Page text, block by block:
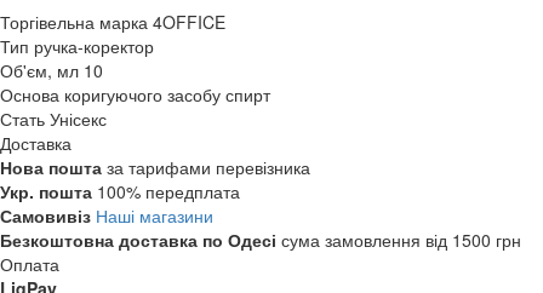
Торгівельна марка 4OFFICE
Тип ручка-коректор
Об'єм, мл 10
Основа коригуючого засобу спирт
Стать Унісекс
Доставка
Нова пошта за тарифами перевізника
Укр. пошта 100% передплата
Самовивіз Наші магазини
Безкоштовна доставка по Одесі сума замовлення від 1500 грн
Оплата